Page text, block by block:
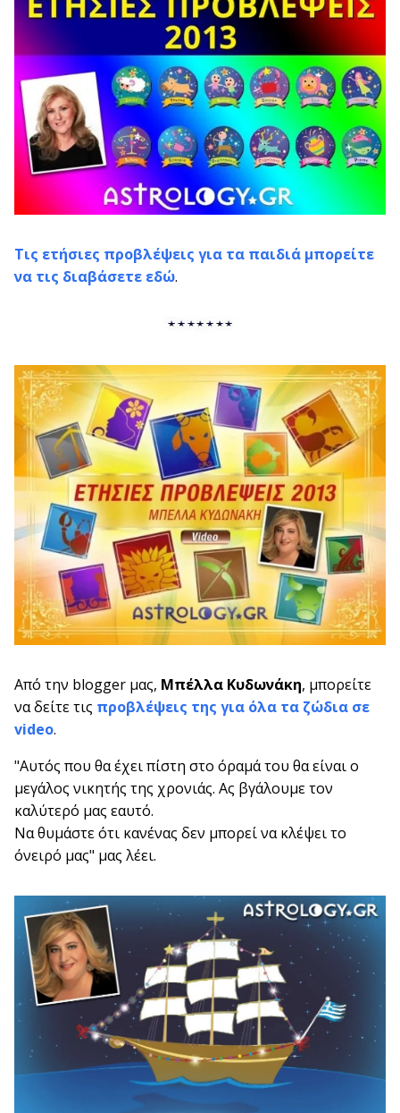
Τις ετήσιες προβλέψεις για τα παιδιά μπορείτε
να τις διαβάσετε εδώ.
Από την blogger μας, Μπέλλα Κυδωνάκη, μπορείτε
να δείτε τις προβλέψεις της για όλα τα ζώδια σε
video.
"Αυτός που θα έχει πίστη στο όραμά του θα είναι ο
μεγάλος νικητής της χρονιάς. Ας βγάλουμε τον
καλύτερό μας εαυτό.
Να θυμάστε ότι κανένας δεν μπορεί να κλέψει το
όνειρό μας" μας λέει.